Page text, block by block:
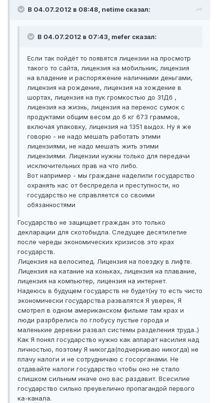
В 04.07.2012 в 08:48, netime сказал:
В 04.07.2012 в 07:43, mefer сказал:
Если так пойдёт то появятся лицензии на просмотр
такого то сайта, лицензия на мобильник, лицензия
на владение и распоряжение наличными деньгами,
лицензия на рождение, лицензия на хождение в
шортах, лицензия на пук громкостью до 31Дб ,
лицензия на жизнь, лицензия на перенос сумок с
продуктами общим весом до 6 кг 673 граммов,
включая упаковку, лицензия на 1351 выдох. Ну я же
говорю - не надо мешать работать этими
лицензиями, не надо мешать жить этими
лицензиями. Лицензии нужны только для передачи
исключительных прав на что либо.
Вот например - мы граждане наделили государство
охранять нас от беспредела и преступности, но
государство не справляется со своими
обязанностями
Государство не защищает граждан это только
декларации для скотобыдла. Следущее десятилетие
после череды экономических кризисов это крах
государств.
Лицензия на велосипед. Лицензия на поездку в лифте.
Лицензия на катание на коньках, лицензия на плавание,
лицензия на компьютер, лицензия на интернет.
Надеюсь в будущем государств не будет(ну то есть чисто
экономически государства развалятся Я уверен, Я
смотрел в одном американском фильме там крах и
люди разрбрелись по глобусу пустые города и
маленькие деревни развал системы разделения труда..)
Как Я понял государство нужно как аппарат насилия над
личностью, поэтому Я никогда(подчеркиваю никогда) не
плачу налоги и не сотрудничаю с госорганами. Не
отдавайте налоги государство чтобы оно не стало
слишком сильным иначе оно вас раздавит. Всесилие
государство сильно преувелично пропагандой первого
ка-канала.